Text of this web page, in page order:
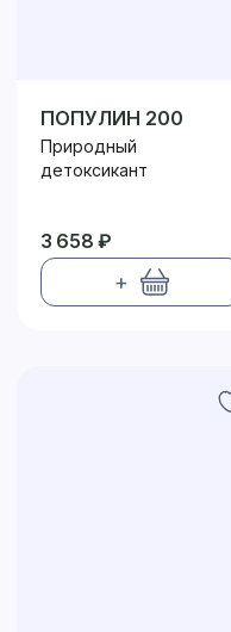
ПОПУЛИН 200
Природный
детоксикант
3 658 ₽
+